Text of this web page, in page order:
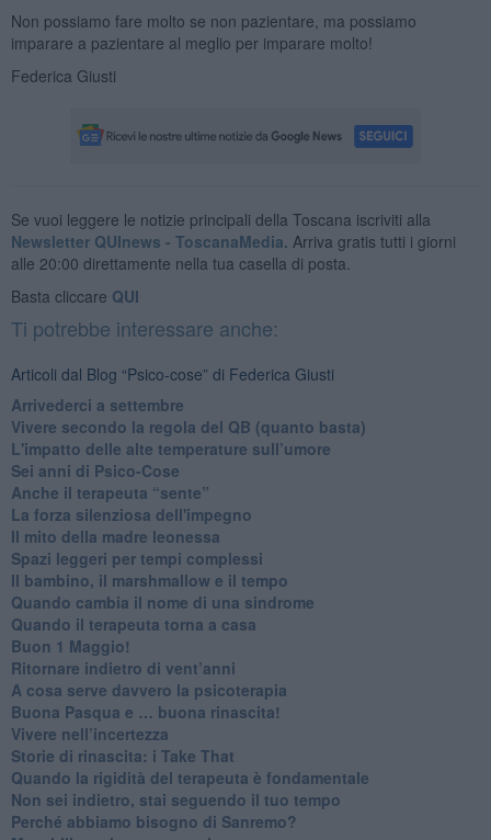
Non possiamo fare molto se non pazientare, ma possiamo
imparare a pazientare al meglio per imparare molto!
Federica Giusti
Se vuoi leggere le notizie principali della Toscana iscriviti alla
Newsletter QUInews - ToscanaMedia. Arriva gratis tutti i giorni
alle 20:00 direttamente nella tua casella di posta.
Basta cliccare QUI
Ti potrebbe interessare anche:
Articoli dal Blog “Psico-cose” di Federica Giusti
​Arrivederci a settembre
​Vivere secondo la regola del QB (quanto basta)
​L'impatto delle alte temperature sull’umore
Sei anni di Psico-Cose
​Anche il terapeuta “sente”
​La forza silenziosa dell'impegno
​Il mito della madre leonessa
Spazi leggeri per tempi complessi
Il bambino, il marshmallow e il tempo
​Quando cambia il nome di una sindrome
​Quando il terapeuta torna a casa
​Buon 1 Maggio!
Ritornare indietro di vent’anni
​A cosa serve davvero la psicoterapia
​Buona Pasqua e … buona rinascita!
​Vivere nell’incertezza
​Storie di rinascita: i Take That
​Quando la rigidità del terapeuta è fondamentale
​Non sei indietro, stai seguendo il tuo tempo
​Perché abbiamo bisogno di Sanremo?